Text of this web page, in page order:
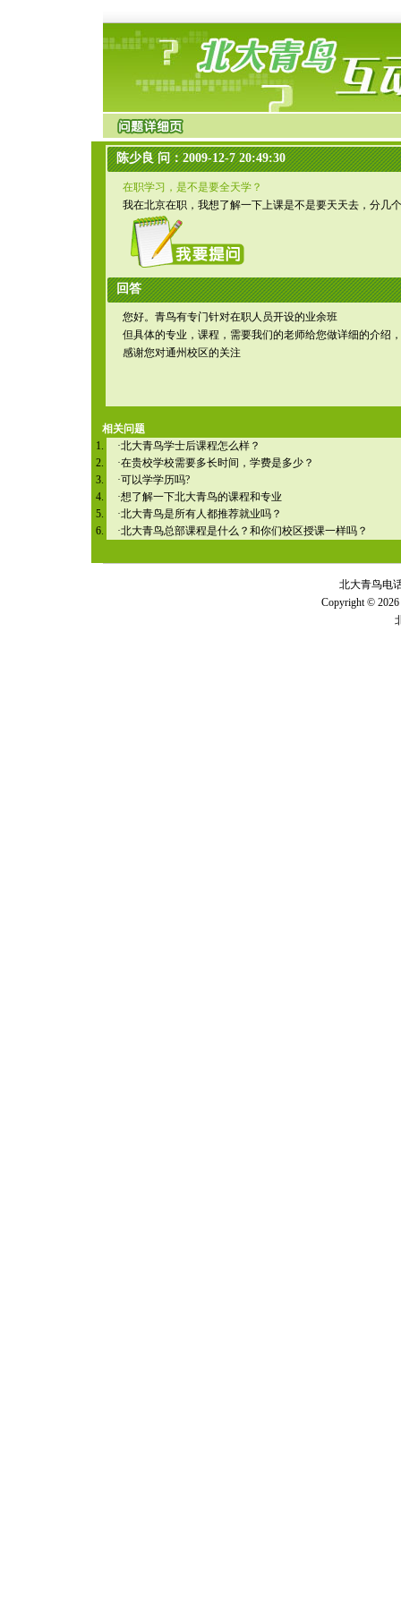
陈少良 问：2009-12-7 20:49:30
在职学习，是不是要全天学？
我在北京在职，我想了解一下上课是不是要天天去，分几
回答
您好。青鸟有专门针对在职人员开设的业余班
但具体的专业，课程，需要我们的老师给您做详细的介绍
感谢您对通州校区的关注
相关问题
·北大青鸟学士后课程怎么样？
·在贵校学校需要多长时间，学费是多少？
·可以学学历吗?
·想了解一下北大青鸟的课程和专业
·北大青鸟是所有人都推荐就业吗？
·北大青鸟总部课程是什么？和你们校区授课一样吗？
北大青鸟电
Copyright © 2026